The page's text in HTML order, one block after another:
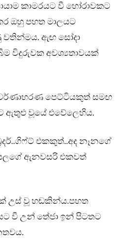
කාමරයට වී හෝරාවකට
ඔහු පහත මාලයට
ඇඟ සෝදා
විදුරුවක අවශ්‍යතාවයක්
පෙට්ටියකුත් සමඟ
වූයේ එවේලෙහිය.
එකකුත්..අද නෑනගේ
ඇනවසරි එකවත්
උස් වූ හඬකින්ය.පහත
වී උන් තේජා ඉන් පිටතට